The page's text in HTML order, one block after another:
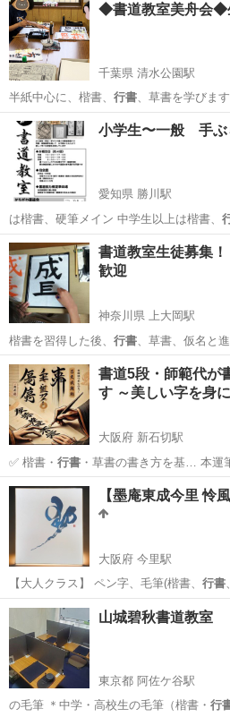
◆書道教室美舟会
千葉県 清水公園駅
半紙中心に、楷書、 行書、草書を学びま
体も少しずつ練習し…
千葉 野田市 清水公園駅 書道
小学生〜一般 手ぶ
愛知県 勝川駅
は楷書、硬筆メイン 中学生以上は楷書、
しています。 …
愛知 春日井市 勝川駅 書道
書道教室生徒募集
歓迎
神奈川県 上大岡駅
楷書を習得した後、 行書
の練習もします。 …
神奈川 横浜市 上大岡駅 書道
書道5段・師範代が
す ～美しい字を
大阪府 新石切駅
✅ 楷書・ 行書・草書の書き方を基… 本運
き方 … いたい書体（楷書・行書・草書）
書
・草書 の3つに対…
大阪 東大阪市 新石切駅 書道
【墨庵東成今里 怜
大阪府 今里駅
【大人クラス】 ペン字、毛筆(楷書、 行書
墨書)などか…
大阪 大阪市 今里駅 日本文化
山城碧秋書道教室
東京都 阿佐ケ谷駅
の毛筆 ＊中学・高校生の毛筆（楷書・ 行